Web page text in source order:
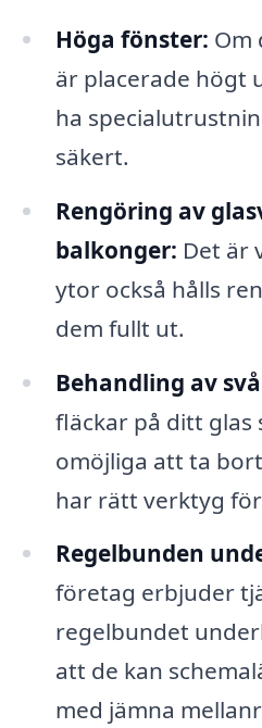
Höga fönster: Om
är placerade högt
ha
säkert.
Rengöring av
balkonger: Det är
ytor också hålls
dem fullt ut.
Behandling av
fläckar på ditt glas
omöjliga att ta
har rätt verktyg
Regelbunden
företag erbjuder
regelbundet
att de kan
med jämna